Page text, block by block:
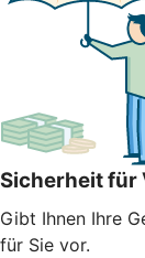
Sicherheit für
Gibt Ihnen Ihre
für Sie vor.